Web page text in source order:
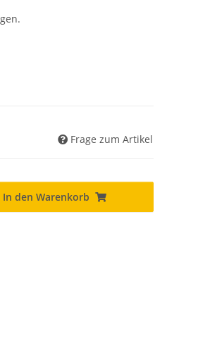
Frage zum Artikel
In den Warenkorb